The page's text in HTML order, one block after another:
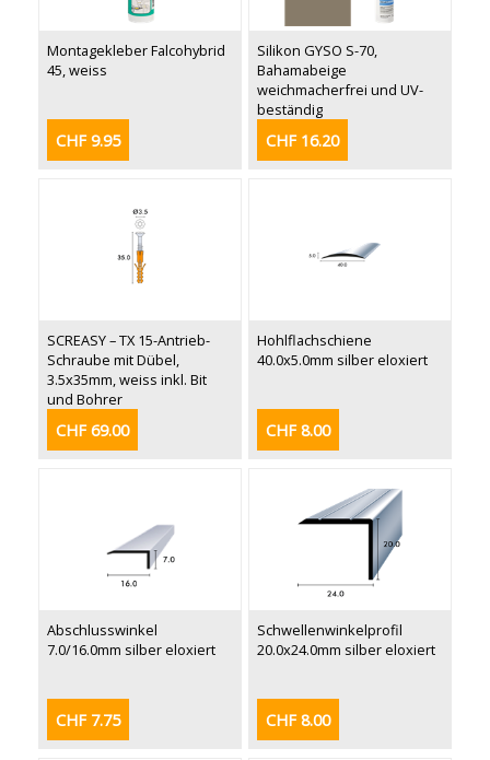
Montagekleber Falcohybrid
45, weiss
CHF 9.95
Silikon GYSO S-70,
Bahamabeige
weichmacherfrei und UV-
beständig
CHF 16.20
SCREASY – TX 15-Antrieb-
Schraube mit Dübel,
3.5x35mm, weiss inkl. Bit
und Bohrer
CHF 69.00
Hohlflachschiene
40.0x5.0mm silber eloxiert
CHF 8.00
Abschlusswinkel
7.0/16.0mm silber eloxiert
CHF 7.75
Schwellenwinkelprofil
20.0x24.0mm silber eloxiert
CHF 8.00